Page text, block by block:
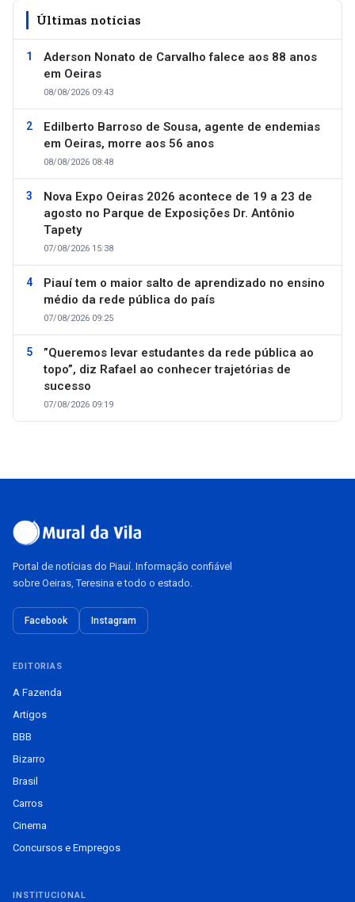
Últimas notícias
Aderson Nonato de Carvalho falece aos 88 anos
em Oeiras
08/08/2026 09:43
Edilberto Barroso de Sousa, agente de endemias
em Oeiras, morre aos 56 anos
08/08/2026 08:48
Nova Expo Oeiras 2026 acontece de 19 a 23 de
agosto no Parque de Exposições Dr. Antônio
Tapety
07/08/2026 15:38
Piauí tem o maior salto de aprendizado no ensino
médio da rede pública do país
07/08/2026 09:25
”Queremos levar estudantes da rede pública ao
topo”, diz Rafael ao conhecer trajetórias de
sucesso
07/08/2026 09:19
Portal de notícias do Piauí. Informação confiável
sobre Oeiras, Teresina e todo o estado.
Facebook Instagram
EDITORIAS
A Fazenda
Artigos
BBB
Bizarro
Brasil
Carros
Cinema
Concursos e Empregos
INSTITUCIONAL